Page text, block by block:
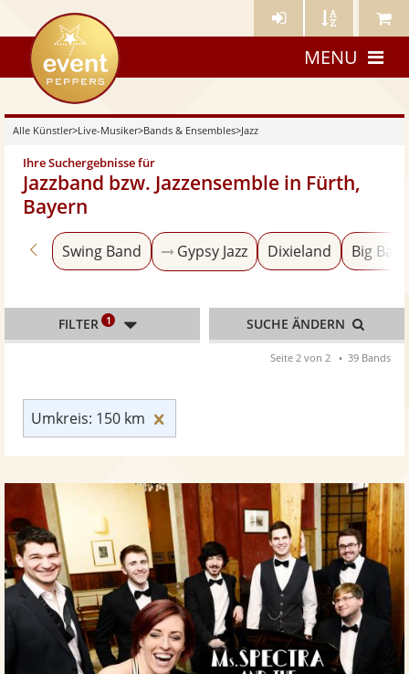
Künstler- Künstler Meine
eventpeppers
MENU
Alle Künstler>Live-Musiker>Bands & Ensembles>Jazz
Ihre Suchergebnisse für
Jazzband bzw. Jazzensemble in Fürth,
Bayern
Zurück zu «Bands & Ensembles»
Swing Band Gypsy Jazz Dixieland Big
Umkreis: 150 km
FILTER 1 SUCHE ÄNDERN
Seite 2 von 2 39 Bands